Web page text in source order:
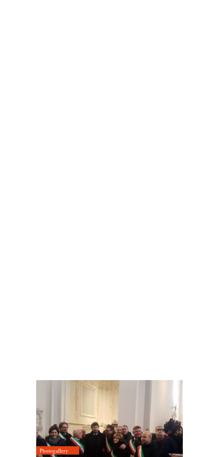
Photogallery